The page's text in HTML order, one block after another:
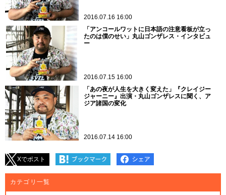
2016.07.16 16:00
「アンコールワットに日本語の注意看板が立っ
たのは僕のせい」丸山ゴンザレス・インタビュ
ー
2016.07.15 16:00
「あの夜が人生を大きく変えた」『クレイジー
ジャーニー』出演・丸山ゴンザレスに聞く、ア
ジア諸国の変化
2016.07.14 16:00
Xでポスト
カテゴリ一覧